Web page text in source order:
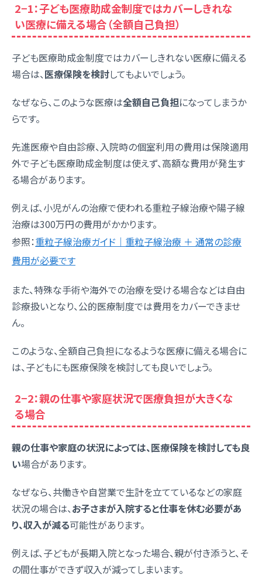
2−1：子ども医療助成金制度ではカバーしきれな
い医療に備える場合（全額自己負担）
子ども医療助成金制度ではカバーしきれない医療に備える
場合は、医療保険を検討してもよいでしょう。
なぜなら、このような医療は全額自己負担になってしまうか
らです。
先進医療や自由診療、入院時の個室利用の費用は保険適用
外で子ども医療助成金制度は使えず、高額な費用が発生す
る場合があります。
例えば、小児がんの治療で使われる重粒子線治療や陽子線
治療は300万円の費用がかかります。
参照：重粒子線治療ガイド｜重粒子線治療 ＋ 通常の診療
費用が必要です
また、特殊な手術や海外での治療を受ける場合などは自由
診療扱いとなり、公的医療制度では費用をカバーできませ
ん。
このような、全額自己負担になるような医療に備える場合に
は、子どもにも医療保険を検討しても良いでしょう。
2−2：親の仕事や家庭状況で医療負担が大きくな
る場合
親の仕事や家庭の状況によっては、医療保険を検討しても良
い場合があります。
なぜなら、共働きや自営業で生計を立てているなどの家庭
状況の場合は、お子さまが入院すると仕事を休む必要があ
り、収入が減る可能性があります。
例えば、子どもが長期入院となった場合、親が付き添うと、そ
の間仕事ができず収入が減ってしまいます。